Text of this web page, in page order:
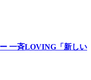
一斉LOVING「新しい